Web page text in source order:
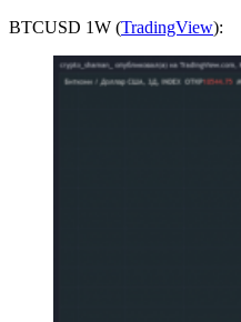
BTCUSD 1W (TradingView):